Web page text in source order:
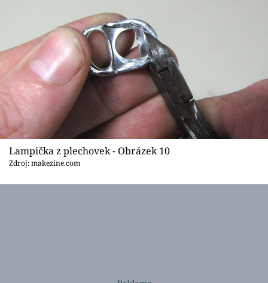
Lampička z plechovek - Obrázek 10
Zdroj: makezine.com